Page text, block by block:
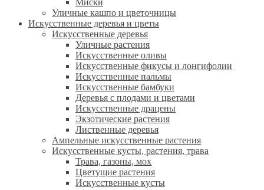
Миски
Уличные кашпо и цветочницы
Искусственные деревья и цветы
Искусственные деревья
Уличные растения
Искусственные оливы
Искусственные фикусы и лонгифолии
Искусственные пальмы
Искусственные бамбуки
Деревья с плодами и цветами
Искусственные драцены
Экзотические растения
Лиственные деревья
Ампельные искусственные растения
Искусственные кусты, растения, трава
Трава, газоны, мох
Цветущие растения
Искусственные кусты